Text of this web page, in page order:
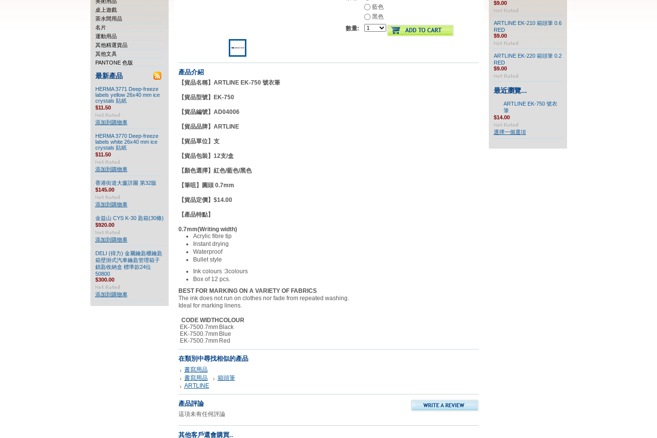
桌上遊戲
茶水間用品
名片
運動用品
其他精選貨品
其他文具
PANTONE 色版
最新產品
HERMA 3771 Deep-freeze
labels yellow 26x40 mm ice
crystals 貼紙
$11.50
添加到購物車
HERMA 3770 Deep-freeze
labels white 26x40 mm ice
crystals 貼紙
$11.50
添加到購物車
香港街道大廈詳圖 第32版
$145.00
添加到購物車
金益山 CYS K-30 匙箱(30條)
$920.00
添加到購物車
DELI (得力) 金屬鑰匙櫃鑰匙
箱壁掛式汽車鑰匙管理箱子
鎖匙收納盒 標準款24位
50800
$300.00
添加到購物車
藍色
黑色
數量:
產品介紹
【貨品名稱】ARTLINE EK-750 號衣筆
【貨品型號】EK-750
【貨品編號】AD04006
【貨品品牌】 ARTLINE
【貨品單位】支
【貨品包裝】12支/盒
【顏色選擇】紅色/藍色/黑色
【筆咀】圓頭 0.7mm
【貨品定價】$14.00
【產品特點】
0.7mm(Writing width)
Acrylic fibre tip
Instant drying
Waterproof
Bullet style
Ink colours :3colours
Box of 12 pcs.
BEST FOR MARKING ON A VARIETY OF FABRICS
The ink does not run on clothes nor fade from repeated washing.
Ideal for marking linens.
CODE WIDTH COLOUR
EK-7500.7mm Black
EK-7500.7mm Blue
EK-7500.7mm Red
在類別中尋找相似的產品
書寫用品
書寫用品
箱頭筆
ARTLINE
產品評論
這項未有任何評論
其他客戶還會購買..
$9.00
ARTLINE EK-210 箱頭筆 0.6
RED
$9.00
ARTLINE EK-220 箱頭筆 0.2
RED
$9.00
最近瀏覽...
ARTLINE EK-750 號衣
筆
$14.00
選擇一個選項